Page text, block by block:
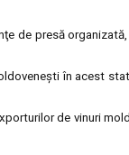
de presă
în acest
de vinuri